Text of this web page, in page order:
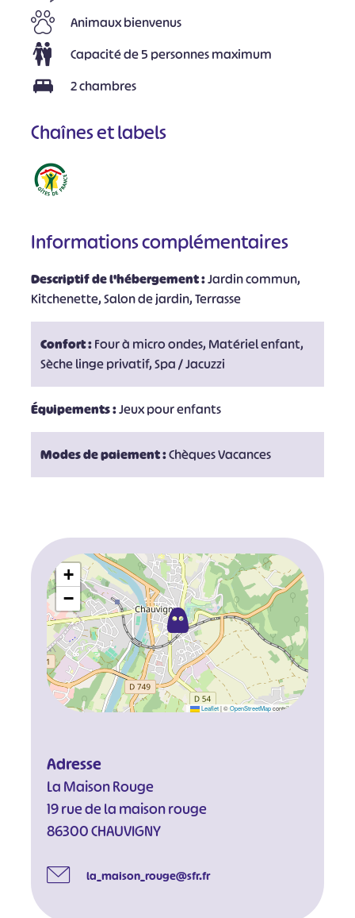
Animaux bienvenus
Capacité de 5 personnes maximum
2 chambres
Chaînes et labels
Informations complémentaires
Descriptif de l'hébergement :Jardin commun,
Kitchenette, Salon de jardin, Terrasse
Confort :Four à micro ondes, Matériel enfant,
Sèche linge privatif, Spa / Jacuzzi
Équipements :Jeux pour enfants
Modes de paiement :Chèques Vacances
+
−
Leaflet |©OpenStreetMapcontributors
Adresse
La Maison Rouge
19 rue de la maison rouge
86300 CHAUVIGNY
la_maison_rouge@sfr.fr